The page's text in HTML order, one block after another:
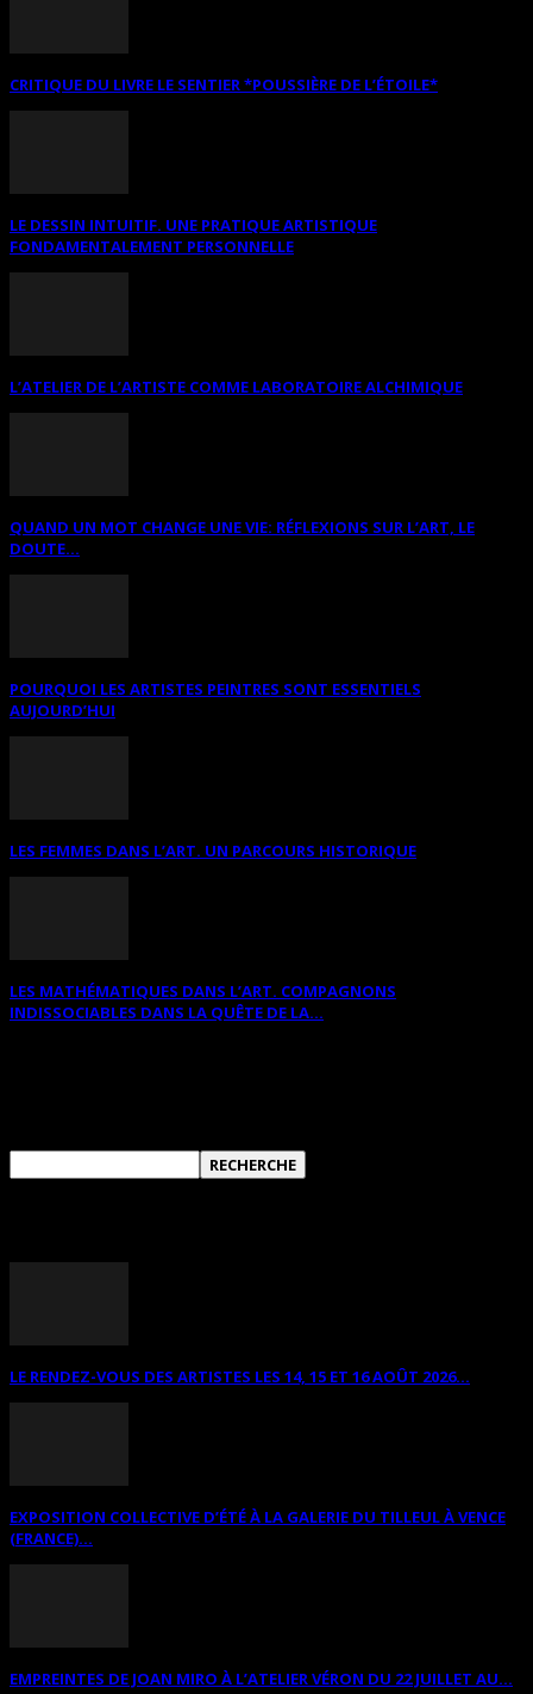
CRITIQUE DU LIVRE LE SENTIER *POUSSIÈRE DE L’ÉTOILE*
LE DESSIN INTUITIF. UNE PRATIQUE ARTISTIQUE
FONDAMENTALEMENT PERSONNELLE
L’ATELIER DE L’ARTISTE COMME LABORATOIRE ALCHIMIQUE
QUAND UN MOT CHANGE UNE VIE: RÉFLEXIONS SUR L’ART, LE
DOUTE...
POURQUOI LES ARTISTES PEINTRES SONT ESSENTIELS
AUJOURD’HUI
LES FEMMES DANS L’ART. UN PARCOURS HISTORIQUE
LES MATHÉMATIQUES DANS L’ART. COMPAGNONS
INDISSOCIABLES DANS LA QUÊTE DE LA...
LE RENDEZ-VOUS DES ARTISTES LES 14, 15 ET 16 AOÛT 2026...
EXPOSITION COLLECTIVE D’ÉTÉ À LA GALERIE DU TILLEUL À VENCE
(FRANCE)...
EMPREINTES DE JOAN MIRO À L’ATELIER VÉRON DU 22 JUILLET AU...